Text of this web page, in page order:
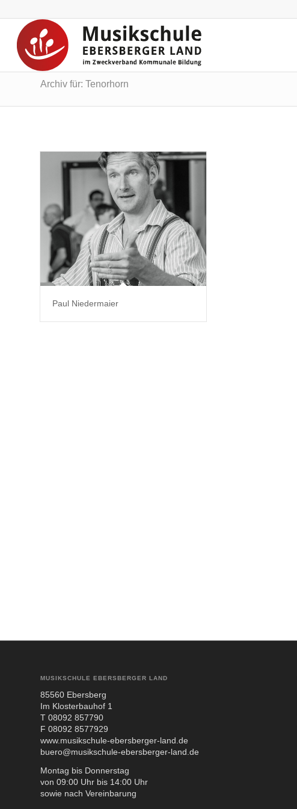
Archiv für: Tenorhorn
Paul Niedermaier
MUSIKSCHULE EBERSBERGER LAND
85560 Ebers­berg
Im Klos­ter­bau­hof 1
T 08092 857790
F 08092 8577929
www.musikschule-ebersberger-land.de
buero@musikschule-ebersberger-land.de
Mon­tag bis Don­ners­tag
von 09:00 Uhr bis 14:00 Uhr
sowie nach Ver­ein­ba­rung